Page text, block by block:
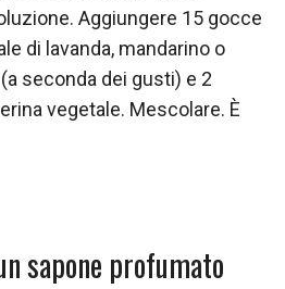
Aggiungere 15 gocce
di lavanda, mandarino o
seconda dei gusti) e 2
vegetale. Mescolare. È
sapone profumato